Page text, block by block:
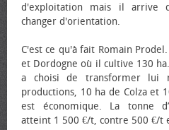
d'exploitation mais il arrive
changer d'orientation.
C'est ce qu'à fait Romain
et Dordogne où il cultive 130
a choisi de transformer lui
productions, 10 ha de Colza et
est économique. La tonne
atteint 1 500 €/t, contre 500 €/t